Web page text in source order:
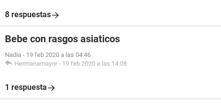
8 respuestas
Bebe con rasgos asiaticos
Nadia - 19 feb 2020 a las 04:46
Hermanamayor - 19 feb 2020 a las 14:08
1 respuesta